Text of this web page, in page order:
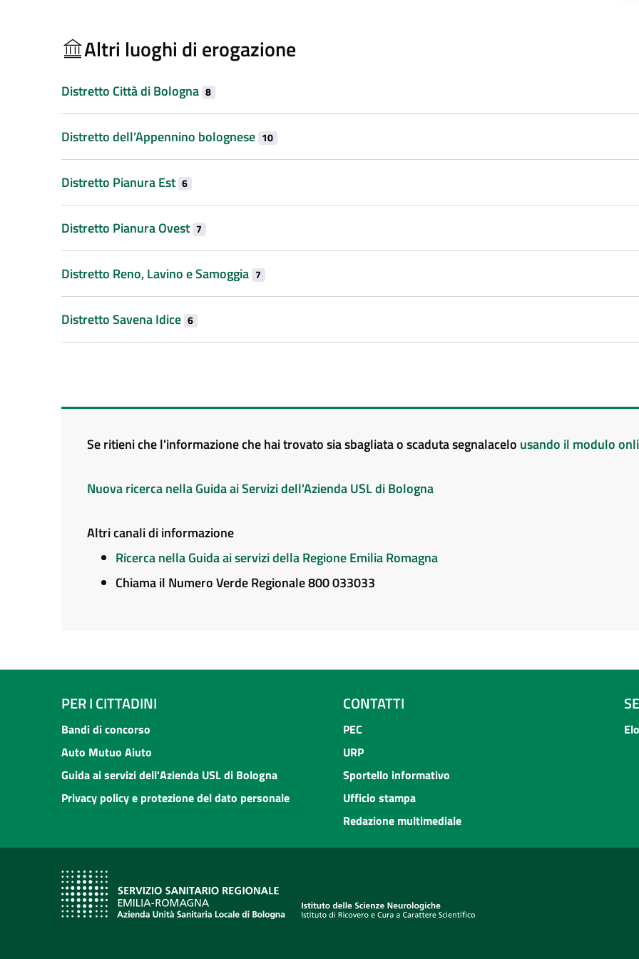
Altri luoghi di erogazione
Distretto Città di Bologna 8
Distretto dell’Appennino bolognese 10
Distretto Pianura Est 6
Distretto Pianura Ovest 7
Distretto Reno, Lavino e Samoggia 7
Distretto Savena Idice 6
Se ritieni che l'informazione che hai trovato sia sbagliata o scaduta segnalacelo usando il modulo
Nuova ricerca nella Guida ai Servizi dell'Azienda USL di Bologna
Altri canali di informazione
Ricerca nella Guida ai servizi della Regione Emilia Romagna
Chiama il Numero Verde Regionale 800 033033
PER I CITTADINI
Bandi di concorso
Auto Mutuo Aiuto
Guida ai servizi dell'Azienda USL di Bologna
Privacy policy e protezione del dato personale
CONTATTI
PEC
URP
Sportello informativo
Ufficio stampa
Redazione multimediale